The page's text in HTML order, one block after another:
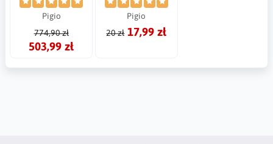
Pigio
774,90 zł
503,99 zł
Pigio
20 zł 17,99 zł